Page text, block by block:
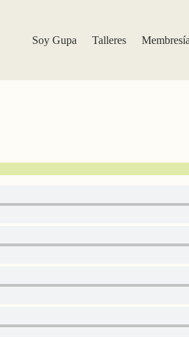
Soy Gupa Talleres Membresía